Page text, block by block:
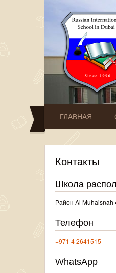
ГЛАВНАЯ
Контакты
Школа
Район Al
Телефон
+971 4 2641515
WhatsApp